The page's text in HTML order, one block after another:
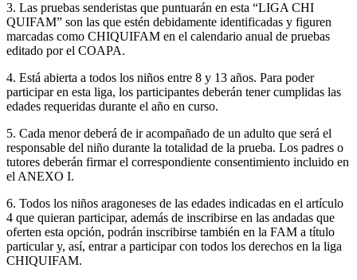
3. Las pruebas senderistas que puntuarán en esta “LIGA CHI
QUIFAM” son las que estén debidamente identificadas y figuren
marcadas como CHIQUIFAM en el calendario anual de pruebas
editado por el COAPA.
4. Está abierta a todos los niños entre 8 y 13 años. Para poder
participar en esta liga, los participantes deberán tener cumplidas las
edades requeridas durante el año en curso.
5. Cada menor deberá de ir acompañado de un adulto que será el
responsable del niño durante la totalidad de la prueba. Los padres o
tutores deberán firmar el correspondiente consentimiento incluido en
el ANEXO I.
6. Todos los niños aragoneses de las edades indicadas en el artículo
4 que quieran participar, además de inscribirse en las andadas que
oferten esta opción, podrán inscribirse también en la FAM a título
particular y, así, entrar a participar con todos los derechos en la liga
CHIQUIFAM.